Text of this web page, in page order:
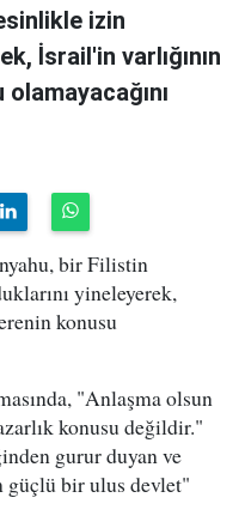
izin
İsrail'in varlığının
bir Filistin
yineleyerek,
konusu
"Anlaşma olsun
konusu değildir."
gurur duyan ve
güçlü bir ulus devlet"